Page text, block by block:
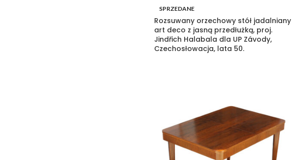
SPRZEDANE
Rozsuwany orzechowy stół jadalniany
art deco z jasną przedłużką, proj.
Jindřich Halabala dla UP Závody,
Czechosłowacja, lata 50.